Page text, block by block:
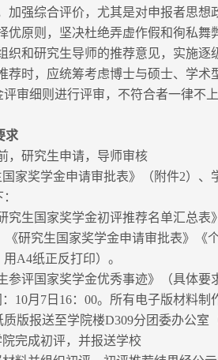
加强综合评价，尤其是对申报者思想
优原则，坚决杜绝弄虚作假和徇私舞
织和研究生导师的推荐意见，实施逐
荐时，应统筹考虑博士与硕士、学
审细则进行评审，不符合者一律不上
求
，研究生申请，导师审核
家奖学金申请审批表》（附件2）
究生国家奖学金初评推荐名单汇总
《研究生国家奖学金申请审批表》
A4纸正反打印）。
参评国家奖学金优秀事迹》（具体要
10月7日16：00。所有电子版材料
版报送至学院楼D309分团委办公室
院完成初评，并报送学校